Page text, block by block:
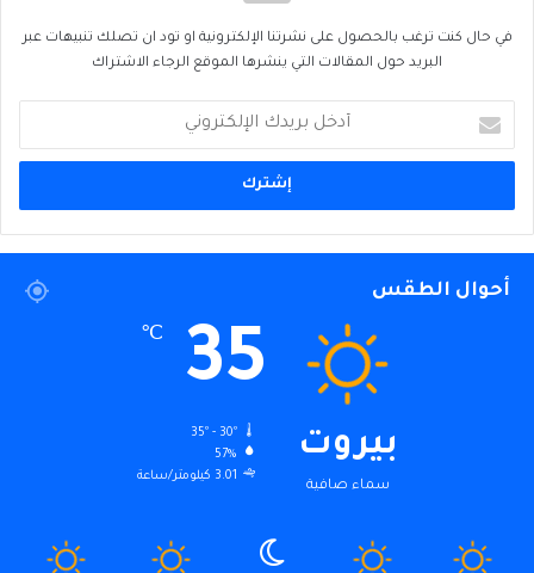
في حال كنت ترغب بالحصول على نشرتنا الإلكترونية او تود ان تصلك تنبيهات عبر
البريد حول المقالات التي ينشرها الموقع الرجاء الاشتراك
بريدك
الإلكتروني
أحوال الطقس
بيروت
سماء صافية
35
℃
35º - 30º
57%
3.01 كيلومتر/ساعة